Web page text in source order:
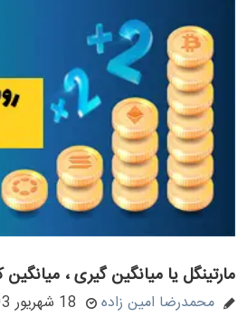
مارتینگل یا میانگین گیری ،
محمدرضا امین زاده 18 شهریور 1403